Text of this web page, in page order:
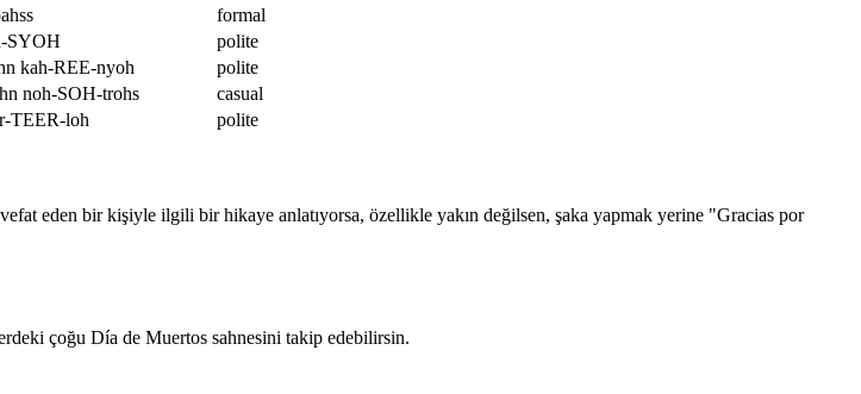
formal
SYOH
polite
kah-REE-nyoh
polite
noh-SOH-trohs
casual
TEER-loh polite
eden bir kişiyle ilgili bir hikaye anlatıyorsa, özellikle yakın değilsen, şaka yapmak yerine "Gracias por
çoğu Día de Muertos sahnesini takip edebilirsin.